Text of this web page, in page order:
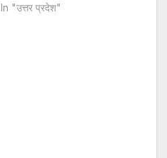
In "उत्तर प्रदेश"